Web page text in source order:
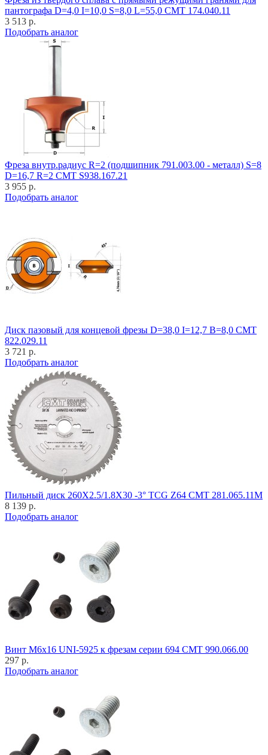
пантографа D=4,0 I=10,0 S=8,0 L=55,0 CMT 174.040.11
3 513 р.
Подобрать аналог
Фреза внутр.радиус R=2 (подшипник 791.003.00 - металл) S=8
D=16,7 R=2 CMT S938.167.21
3 955 р.
Подобрать аналог
Диск пазовый для концевой фрезы D=38,0 I=12,7 B=8,0 CMT
822.029.11
3 721 р.
Подобрать аналог
Пильный диск 260X2.5/1.8X30 -3° TCG Z64 CMT 281.065.11M
8 139 р.
Подобрать аналог
Винт M6x16 UNI-5925 к фрезам серии 694 CMT 990.066.00
297 р.
Подобрать аналог